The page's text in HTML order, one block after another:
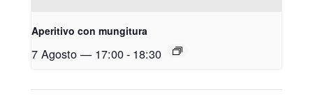
Aperitivo con mungitura
7 Agosto — 17:00- 18:30